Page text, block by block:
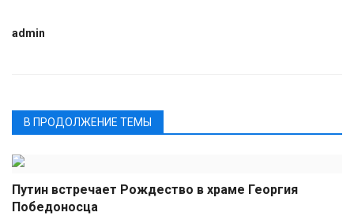
admin
В ПРОДОЛЖЕНИЕ ТЕМЫ
Путин встречает Рождество в храме Георгия
Победоносца